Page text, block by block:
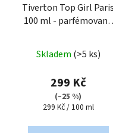
Tiverton Top Girl Paris
100 ml - parfémovaná
hodnocení
produktu
je
2,0
z
Skladem (>5 ks)
299 Kč
(–25 %)
Měrná
299 Kč / 100 ml